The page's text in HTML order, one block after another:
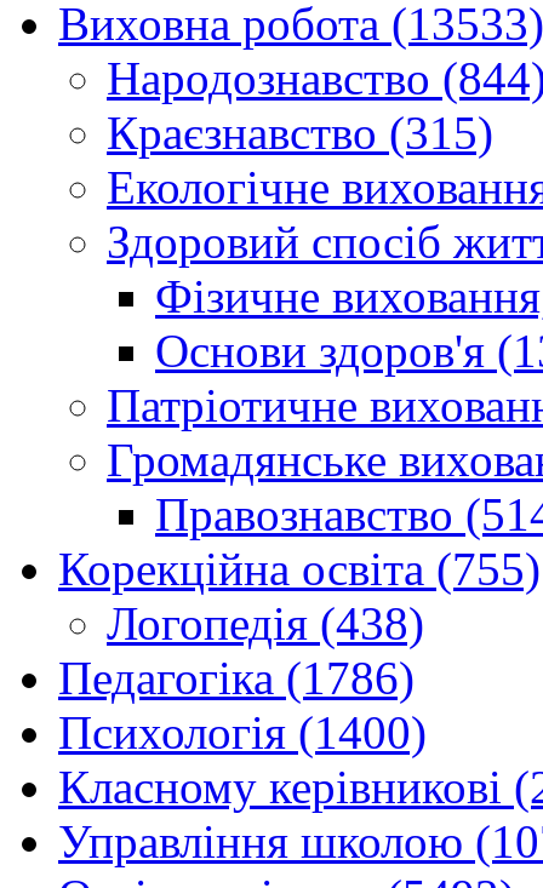
Виховна робота (13533)
Народознавство
Краєзнавство (315)
Екологічне
Здоровий спосіб
Фізичне
Основи здоров'я
Патріотичне
Громадянське
Правознавство
Корекційна освіта (755)
Логопедія (438)
Педагогіка (1786)
Психологія (1400)
Класному керівникові
Управління школою